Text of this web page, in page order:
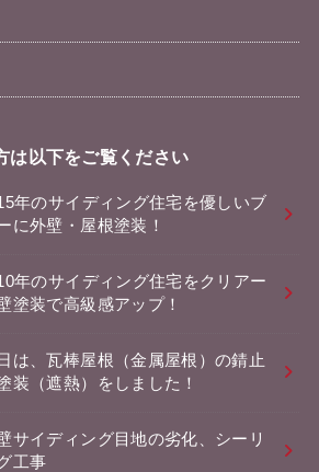
は以下をご覧ください
年のサイディング住宅を優しいブ
に外壁・屋根塗装！
年のサイディング住宅をクリアー
塗装で高級感アップ！
は、瓦棒屋根（金属屋根）の錆止
装（遮熱）をしました！
サイディング目地の劣化、シーリ
工事